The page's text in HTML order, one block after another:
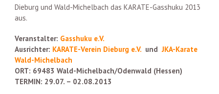
Dieburg und Wald-Michelbach das KARATE-Gasshuku 2013
aus.
Veranstalter: Gasshuku e.V.
Ausrichter: KARATE-Verein Dieburg e.V. und JKA-Karate
Wald-Michelbach
ORT: 69483 Wald-Michelbach/Odenwald (Hessen)
TERMIN: 29.07. – 02.08.2013